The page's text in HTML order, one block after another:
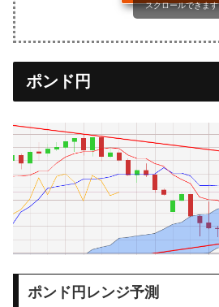
スクロールできます
ポンド円
ポンド円レンジ予測